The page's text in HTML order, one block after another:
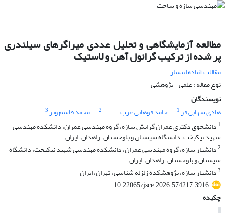
مطالعه آزمایشگاهی و تحلیل عددی میراگرهای سیلندری
پر شده از ترکیب گرانول آهن و لاستیک
مقالات آماده انتشار
نوع مقاله : علمی - پژوهشی
نویسندگان
هادی شهابی فر1 حامد قوهانی عرب 2 محمد قاسم وتر3
1 دانشجوی دکتری عمران گرایش سازه، گروه مهندسی عمران، دانشکده مهندسی
شهید نیکبخت، دانشگاه سیستان و بلوچستان، زاهدان، ایران
2دانشیار سازه، گروه مهندسی عمران، دانشکده مهندسی شهید نیکبخت، دانشگاه
سیستان و بلوچستان، زاهدان، ایران
3دانشیار سازه، پژوهشکده زلزله شناسی، تهران، ایران
10.22065/jsce.2026.574217.3916
چکیده